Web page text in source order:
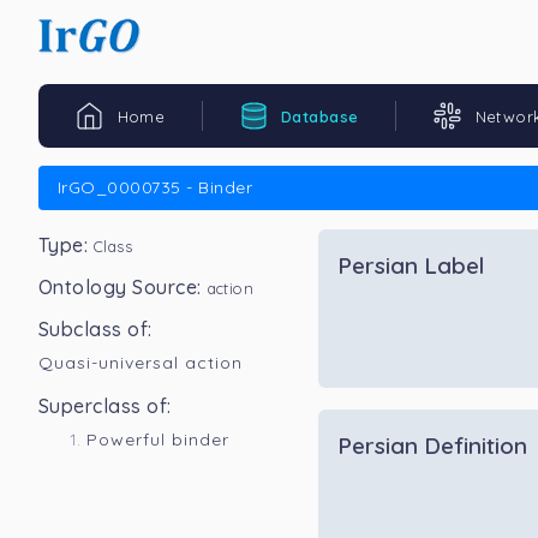
Home Database
IrGO_0000735 - Binder
Type: Class
Ontology Source: action
Subclass of:
Quasi-universal action
Superclass of:
Powerful binder
Persian Label
Persian Definition